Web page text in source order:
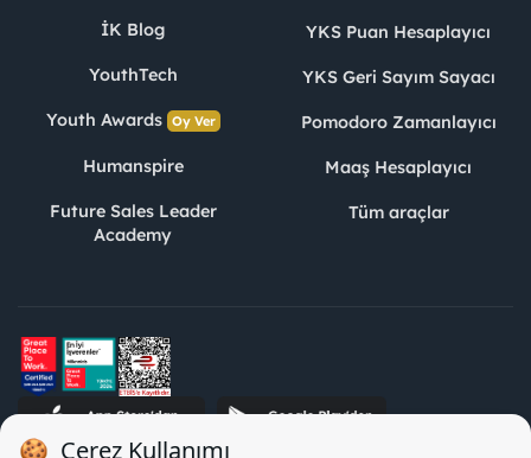
İK Blog
YouthTech
Youth Awards Oy Ver
Humanspire
Future Sales Leader
Academy
YKS Puan Hesaplayıcı
YKS Geri Sayım Sayacı
Pomodoro Zamanlayıcı
Maaş Hesaplayıcı
Tüm araçlar